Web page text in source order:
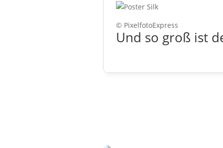
© PixelfotoExpress
Und so groß ist